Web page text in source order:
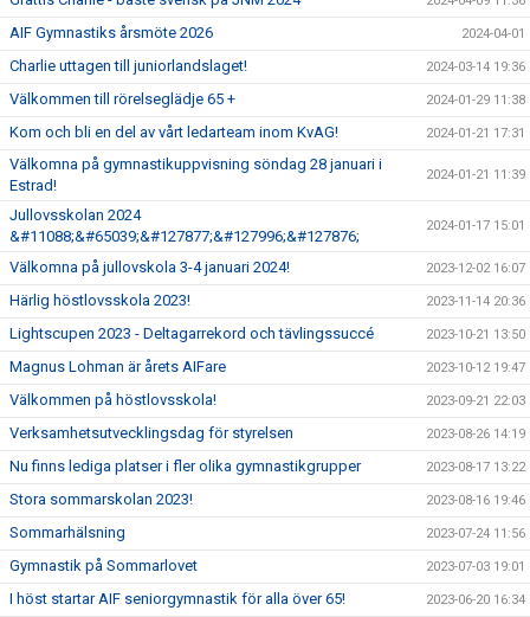
AIF Gymnastiks årsmöte 2026 2024-04-01
Charlie uttagen till juniorlandslaget! 2024-03-14 19:36
Välkommen till rörelseglädje 65 + 2024-01-29 11:38
Kom och bli en del av vårt ledarteam inom KvAG! 2024-01-21 17:31
Välkomna på gymnastikuppvisning söndag 28 januari i
Estrad!
2024-01-21 11:39
Jullovsskolan 2024
&#11088;&#65039;&#127877;&#127996;&#127876;
2024-01-17 15:01
Välkomna på jullovskola 3-4 januari 2024! 2023-12-02 16:07
Härlig höstlovsskola 2023! 2023-11-14 20:36
Lightscupen 2023 - Deltagarrekord och tävlingssuccé 2023-10-21 13:50
Magnus Lohman är årets AIFare 2023-10-12 19:47
Välkommen på höstlovsskola! 2023-09-21 22:03
Verksamhetsutvecklingsdag för styrelsen 2023-08-26 14:19
Nu finns lediga platser i fler olika gymnastikgrupper 2023-08-17 13:22
Stora sommarskolan 2023! 2023-08-16 19:46
Sommarhälsning 2023-07-24 11:56
Gymnastik på Sommarlovet 2023-07-03 19:01
I höst startar AIF seniorgymnastik för alla över 65! 2023-06-20 16:34